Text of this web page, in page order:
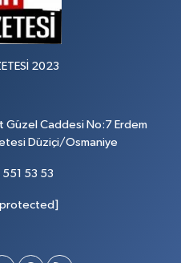
2023
Güzel Caddesi No:7 Erdem
Düziçi/Osmaniye
53 53
protected]